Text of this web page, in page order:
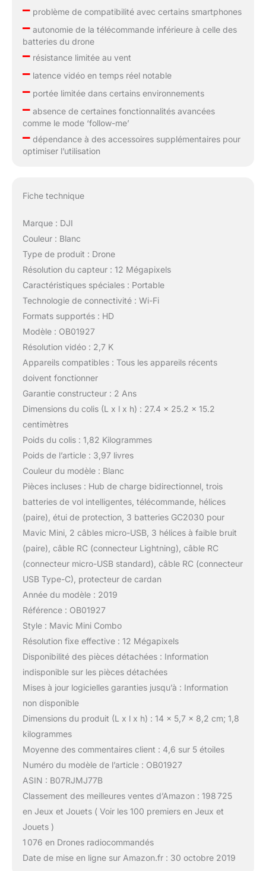
–problème de compatibilité avec certains smartphones
–autonomie de la télécommande inférieure à celle des
batteries du drone
–résistance limitée au vent
–latence vidéo en temps réel notable
–portée limitée dans certains environnements
–absence de certaines fonctionnalités avancées
comme le mode ‘follow-me’
–dépendance à des accessoires supplémentaires pour
optimiser l’utilisation
Fiche technique
Marque : DJI
Couleur : Blanc
Type de produit : Drone
Résolution du capteur : 12 Mégapixels
Caractéristiques spéciales : Portable
Technologie de connectivité : Wi-Fi
Formats supportés : HD
Modèle : OB01927
Résolution vidéo : 2,7 K
Appareils compatibles : Tous les appareils récents
doivent fonctionner
Garantie constructeur : 2 Ans
Dimensions du colis (L x l x h) : 27.4 x 25.2 x 15.2
centimètres
Poids du colis : 1,82 Kilogrammes
Poids de l’article : 3,97 livres
Couleur du modèle : Blanc
Pièces incluses : Hub de charge bidirectionnel, trois
batteries de vol intelligentes, télécommande, hélices
(paire), étui de protection, 3 batteries GC2030 pour
Mavic Mini, 2 câbles micro-USB, 3 hélices à faible bruit
(paire), câble RC (connecteur Lightning), câble RC
(connecteur micro-USB standard), câble RC (connecteur
USB Type-C), protecteur de cardan
Année du modèle : 2019
Référence : OB01927
Style : Mavic Mini Combo
Résolution fixe effective : 12 Mégapixels
Disponibilité des pièces détachées : Information
indisponible sur les pièces détachées
Mises à jour logicielles garanties jusqu’à : Information
non disponible
Dimensions du produit (L x l x h) : 14 x 5,7 x 8,2 cm; 1,8
kilogrammes
Moyenne des commentaires client : 4,6 sur 5 étoiles
Numéro du modèle de l’article : OB01927
ASIN : B07RJMJ77B
Classement des meilleures ventes d’Amazon : 198 725
en Jeux et Jouets ( Voir les 100 premiers en Jeux et
Jouets )
1 076 en Drones radiocommandés
Date de mise en ligne sur Amazon.fr : 30 octobre 2019